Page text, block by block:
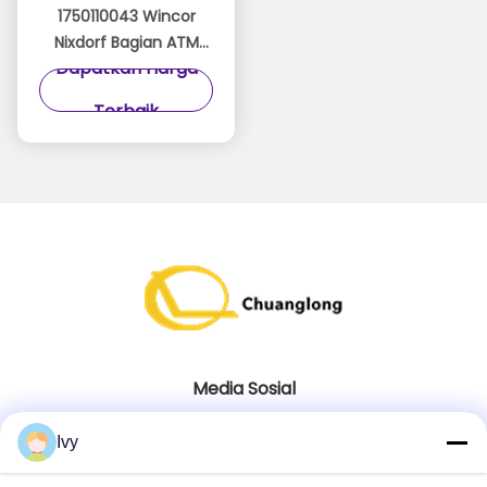
1750110043 Wincor
Nixdorf Bagian ATM
2050X Printer Jurnal
Dapatkan Harga
Terbaik
Media Sosial
Ivy